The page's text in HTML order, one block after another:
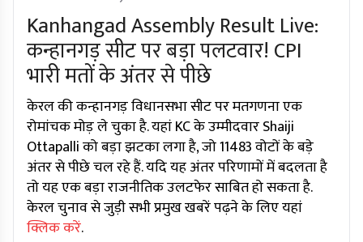
Kanhangad Assembly Result Live:
कन्हानगड़ सीट पर बड़ा पलटवार! CPI
भारी मतों के अंतर से पीछे
केरल की कन्हानगड़ विधानसभा सीट पर मतगणना एक
रोमांचक मोड़ ले चुका है. यहां KC के उम्मीदवार Shaiji
Ottapalli को बड़ा झटका लगा है, जो 11483 वोटों के बड़े
अंतर से पीछे चल रहे हैं. यदि यह अंतर परिणामों में बदलता है
तो यह एक बड़ा राजनीतिक उलटफेर साबित हो सकता है.
केरल चुनाव से जुड़ी सभी प्रमुख खबरें पढ़ने के लिए यहां
क्लिक करें.